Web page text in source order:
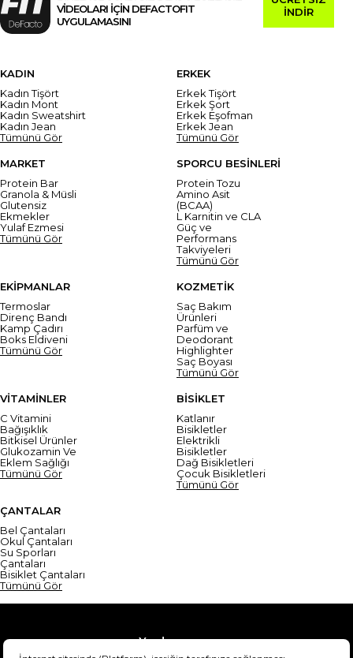
VİDEOLARI İÇİN DEFACTOFIT
UYGULAMASINI
İNDİR
KADIN
Kadın Tişört
Kadın Mont
Kadın Sweatshirt
Kadın Jean
Tümünü Gör
ERKEK
Erkek Tişört
Erkek Şort
Erkek Eşofman
Erkek Jean
Tümünü Gör
MARKET
Protein Bar
Granola & Müsli
Glutensiz
Ekmekler
Yulaf Ezmesi
Tümünü Gör
SPORCU BESİNLERİ
Protein Tozu
Amino Asit
(BCAA)
L Karnitin ve CLA
Güç ve
Performans
Takviyeleri
Tümünü Gör
EKİPMANLAR
Termoslar
Direnç Bandı
Kamp Çadırı
Boks Eldiveni
Tümünü Gör
KOZMETİK
Saç Bakım
Ürünleri
Parfüm ve
Deodorant
Highlighter
Saç Boyası
Tümünü Gör
VİTAMİNLER
C Vitamini
Bağışıklık
Bitkisel Ürünler
Glukozamin Ve
Eklem Sağlığı
Tümünü Gör
BİSİKLET
Katlanır
Bisikletler
Elektrikli
Bisikletler
Dağ Bisikletleri
Çocuk Bisikletleri
Tümünü Gör
ÇANTALAR
Bel Çantaları
Okul Çantaları
Su Sporları
Çantaları
Bisiklet Çantaları
Tümünü Gör
Yardım